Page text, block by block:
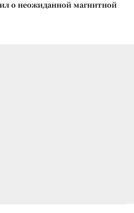
о неожиданной магнитной